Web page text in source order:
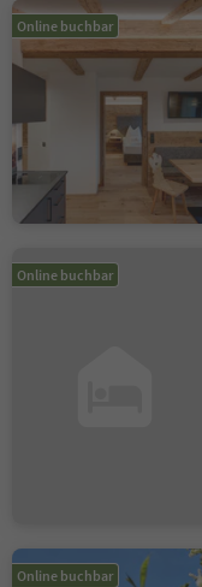
Online buchbar
Online buchbar
Online buchbar